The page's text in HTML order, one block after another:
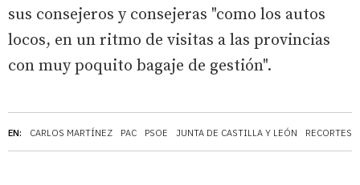
EN: CARLOS MARTÍNEZ PAC PSOE JUNTA DE CASTILLA Y LEÓN RECORTES
sus consejeros y consejeras "como los autos
locos, en un ritmo de visitas a las provincias
con muy poquito bagaje de gestión".